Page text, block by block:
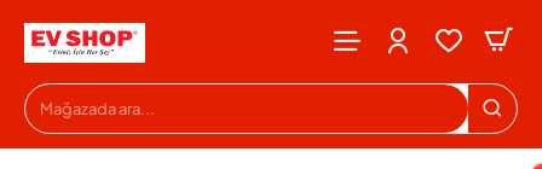
Evshop
Mağazada
ara...